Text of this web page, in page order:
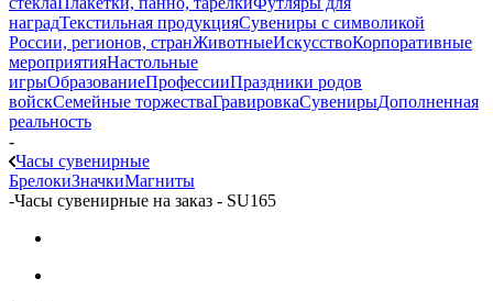
наградТекстильная продукцияСувениры с символикой
России, регионов, странЖивотныеИскусствоКорпоративные
мероприятияНастольные
игрыОбразованиеПрофессииПраздники родов
войскСемейные торжестваГравировкаСувенирыДополненная
реальность
-
Часы сувенирные
БрелокиЗначкиМагниты
-Часы сувенирные на заказ - SU165